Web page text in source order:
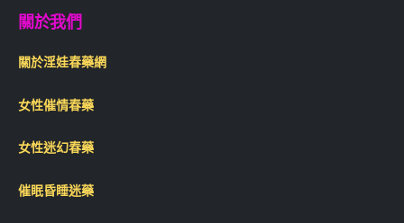
關於我們
關於淫娃春藥網
女性催情春藥
女性迷幻春藥
催眠昏睡迷藥